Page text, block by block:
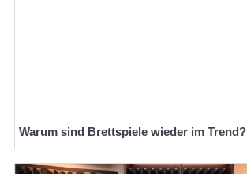
Warum sind Brettspiele wieder im Trend?